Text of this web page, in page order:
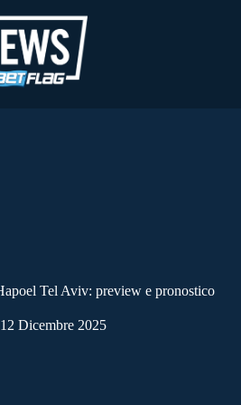
Tel Aviv: preview e pronostico
12 Dicembre 2025